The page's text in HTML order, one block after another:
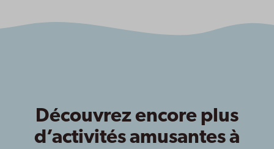
Découvrez encore plus
d’activités amusantes à